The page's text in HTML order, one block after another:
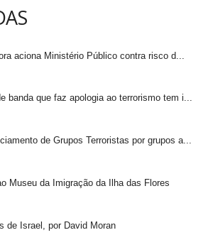
aciona Ministério Público contra risco d...
banda que faz apologia ao terrorismo tem i...
de Grupos Terroristas por grupos a...
Museu da Imigração da Ilha das Flores
de Israel, por David Moran